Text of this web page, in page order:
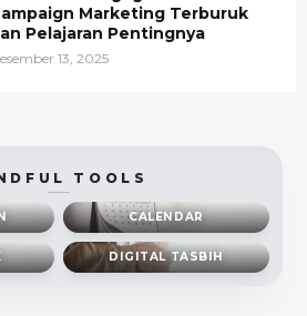
Marketing Terburuk
Pelajaran Pentingnya
13, 2025
TOOLS
CALENDAR
DIGITAL TASBIH